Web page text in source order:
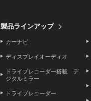
製品ラインアップ
カーナビ
ディスプレイオーディオ
ドライブレコーダー搭載 デ
ジタルミラー
ドライブレコーダー